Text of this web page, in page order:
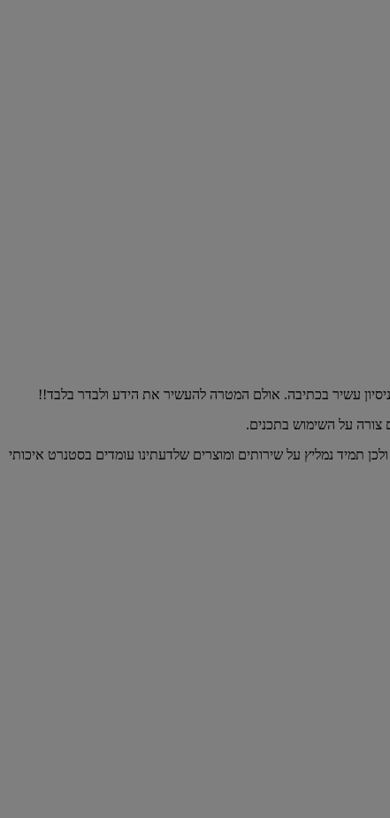
עשיר בכתיבה. אולם המטרה להעשיר את הידע ולבדר בלבד!!
צורה על השימוש בתכנים.
תמיד נמליץ על שירותים ומוצרים שלדעתינו עומדים בסטנרט איכותי